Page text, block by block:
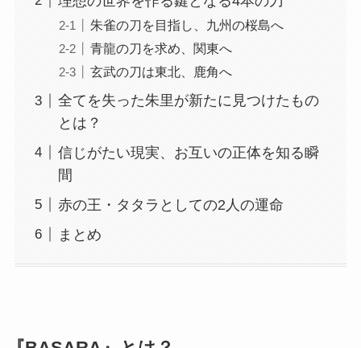
朱雀の刀を目指し、九州の桜島へ
青龍の刀を求め、関東へ
玄武の刀は東北、鹿角へ
全てを失った朱里が新たに見つけたもの
とは？
信じがたい現実、お互いの正体を知る瞬
間
赤の王・タタラとしての2人の運命
まとめ